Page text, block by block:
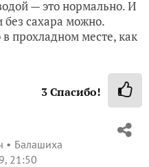
— это нормально. И
без сахара можно.
прохладном месте, как
3Спасибо!
Балашиха
21:50